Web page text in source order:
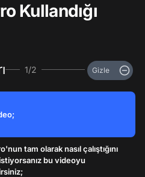
Kullandığı
1/2 Gizle
tam olarak nasıl çalıştığını
bu videoyu